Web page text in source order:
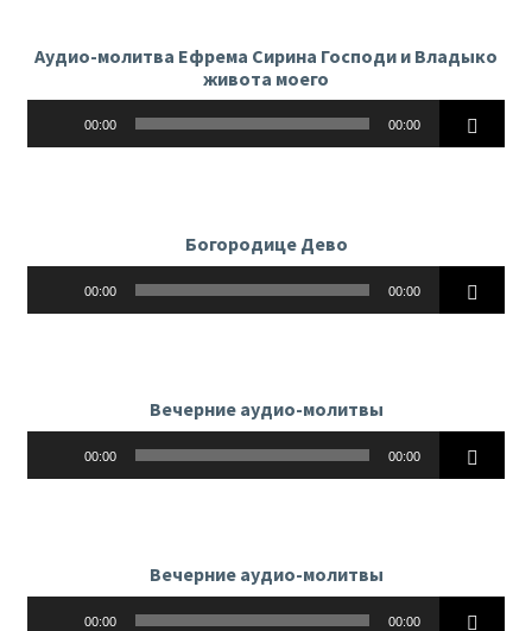
Аудио-молитва Ефрема Сирина Господи и Владыко
живота моего
00:00 00:00
Богородице Дево
00:00 00:00
Вечерние аудио-молитвы
00:00 00:00
Вечерние аудио-молитвы
00:00 00:00